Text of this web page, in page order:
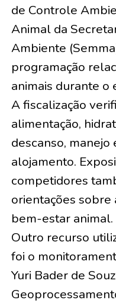
de Controle
Animal da
Ambiente
programação
animais durante o
A fiscalização
alimentação,
descanso, manejo
alojamento.
competidores
orientações sobre
bem-estar animal.
Outro recurso
foi o
Yuri Bader de